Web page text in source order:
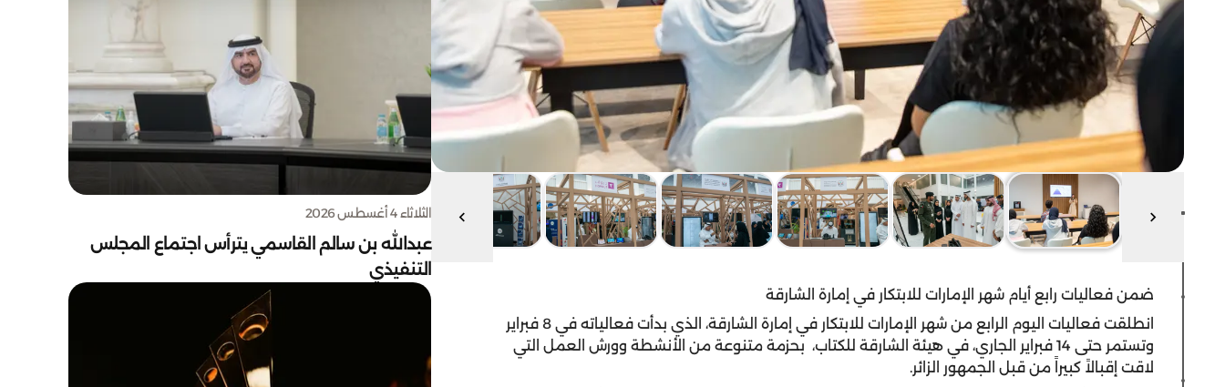
ضمن فعاليات رابع أيام شهر الإمارات للابتكار في إمارة الشارقة
انطلقت فعاليات اليوم الرابع من شهر الإمارات للابتكار في إمارة الشارقة، الذي بدأت فعالياته في 8 فبراير
وتستمر حتى 14 فبراير الجاري، في هيئة الشارقة للكتاب، بحزمة متنوعة من الأنشطة وورش العمل التي
لاقت إقبالاً كبيراً من قبل الجمهور الزائر.
الثلاثاء 4 أغسطس 2026
عبدالله بن سالم القاسمي يترأس اجتماع المجلس
التنفيذي